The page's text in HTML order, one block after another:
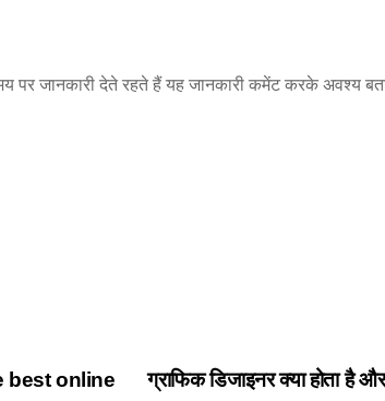
पर जानकारी देते रहते हैं यह जानकारी कमेंट करके
ग्राफिक डिजाइनर क्या
best online